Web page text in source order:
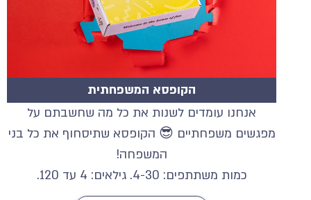
הקופסא המשפחתית
אנחנו עומדים לשנות את כל מה שחשבתם על
מפגשים משפחתיים 😎 הקופסא שתיסחוף את כל בני
המשפחה!
כמות משתתפים: 4-30. גילאים: 4 עד 120.